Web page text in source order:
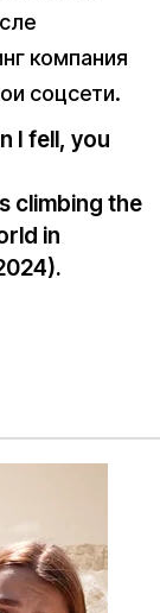
компания
соцсети.
I fell, you
climbing the
in